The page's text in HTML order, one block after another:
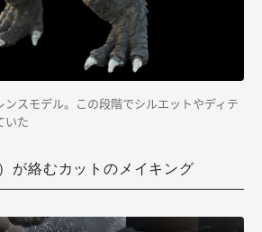
ンスモデル。この段階でシルエットやディテ
いた
が絡むカットのメイキング